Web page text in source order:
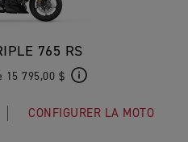
765 RS
15 795,00 $
CONFIGURER LA MOTO